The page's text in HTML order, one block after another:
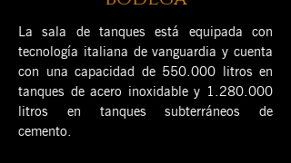
La sala de tanques está equipada con
tecnología italiana de vanguardia y cuenta
con una capacidad de 550.000 litros en
tanques de acero inoxidable y 1.280.000
litros en tanques subterráneos de
cemento.